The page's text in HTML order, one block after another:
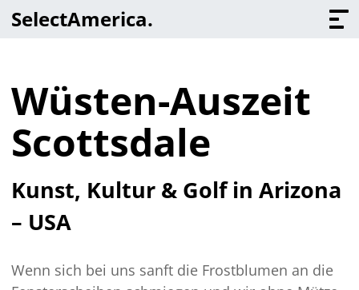
SelectAmerica.
Wüsten-Auszeit
Scottsdale
Kunst, Kultur & Golf in Arizona
– USA
Wenn sich bei uns sanft die Frostblumen an die